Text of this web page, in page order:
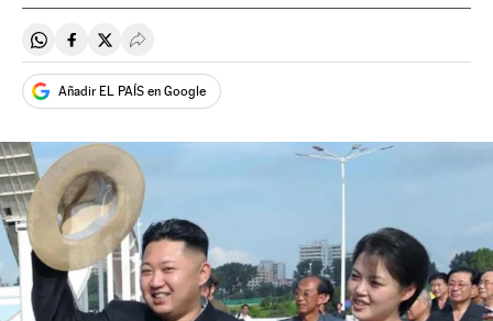
Compartir en Whatsapp
Compartir en Facebook
Compartir en Twitter
Desplegar Redes Sociales
Añadir EL PAÍS en Google